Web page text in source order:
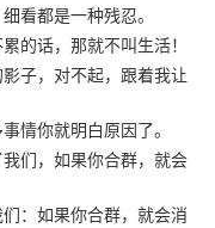
看都是一种残忍。
的话，那就不叫生活！
子，对不起，跟着我让
情你就明白原因了。
们，如果你合群，就会
：如果你合群，就会消